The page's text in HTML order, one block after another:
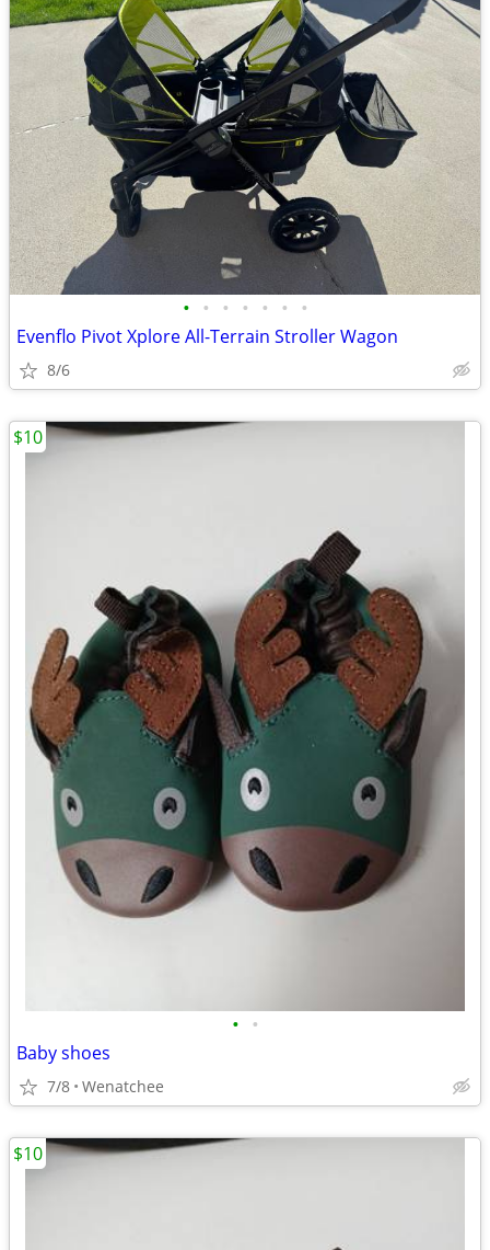
• • • • • • •
Evenflo Pivot Xplore All-Terrain Stroller Wagon
8/6
• •
Baby shoes
7/8 Wenatchee
$10
$10